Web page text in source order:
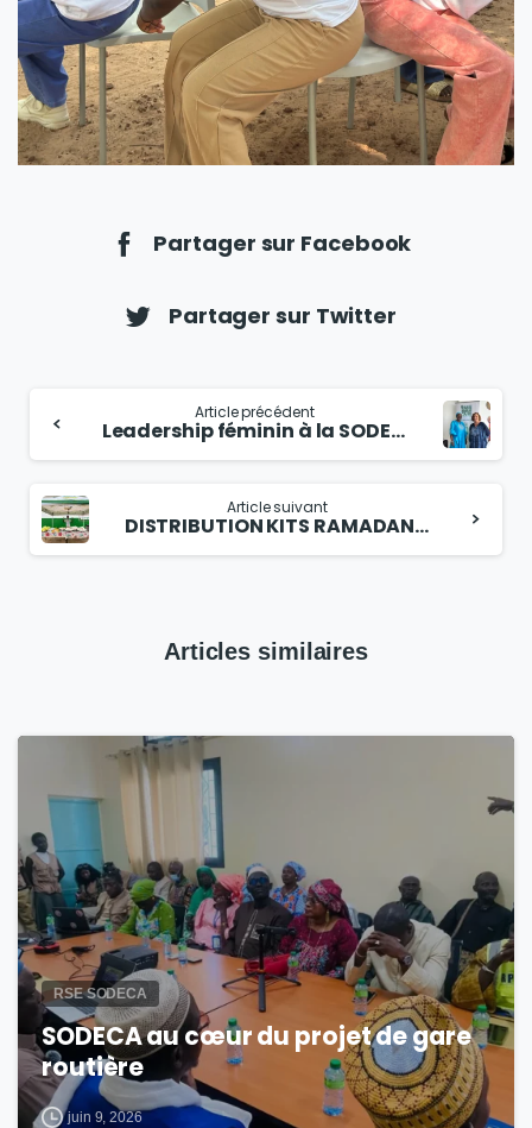
Partager sur Facebook
Partager sur Twitter
Article précédent
Leadership féminin à la SODECA : un engagement au quotidien
Article suivant
DISTRIBUTION KITS RAMADAN ET NDOGOU GEANT
Articles similaires
RSE SODECA
SODECA au cœur du projet de gare
routière
juin 9, 2026